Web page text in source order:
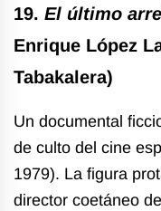
19. El último
Enrique López
Tabakalera)
Un documental
de culto del cine
1979). La figura
director coetáneo